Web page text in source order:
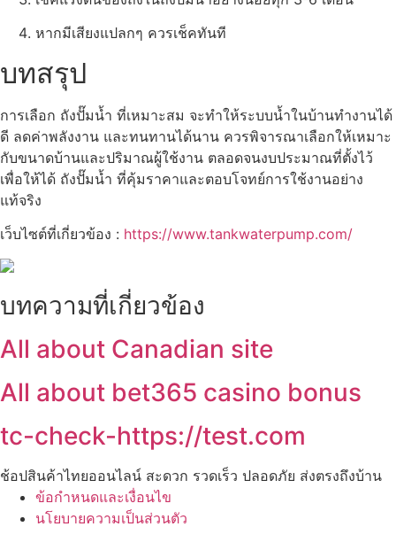
หากมีเสียงแปลกๆ ควรเช็คทันที
บทสรุป
การเลือก ถังปั๊มน้ำ ที่เหมาะสม จะทำให้ระบบน้ำในบ้านทำงานได้
ดี ลดค่าพลังงาน และทนทานได้นาน ควรพิจารณาเลือกให้เหมาะ
กับขนาดบ้านและปริมาณผู้ใช้งาน ตลอดจนงบประมาณที่ตั้งไว้
เพื่อให้ได้ ถังปั๊มน้ำ ที่คุ้มราคาและตอบโจทย์การใช้งานอย่าง
แท้จริง
เว็บไซต์ที่เกี่ยวข้อง : https://www.tankwaterpump.com/
บทความที่เกี่ยวข้อง
All about Canadian site
All about bet365 casino bonus
tc-check-https://test.com
ช้อปสินค้าไทยออนไลน์ สะดวก รวดเร็ว ปลอดภัย ส่งตรงถึงบ้าน
ข้อกำหนดและเงื่อนไข
นโยบายความเป็นส่วนตัว